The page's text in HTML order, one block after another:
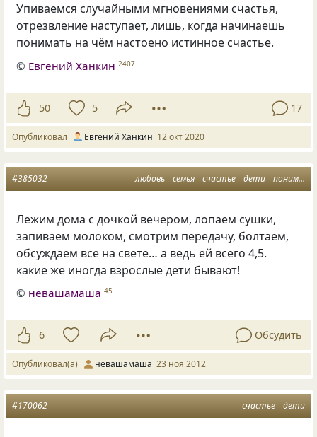
Упиваемся случайными мгновениями счастья,
отрезвление наступает, лишь, когда начинаешь
понимать на чём настоено истинное счастье.
© Евгений Ханкин 2407
50 5 17
Опубликовал Евгений Ханкин 12 окт 2020
любовь семья счастье дети понимание
#385032
Лежим дома с дочкой вечером, лопаем сушки,
запиваем молоком, смотрим передачу, болтаем,
обсуждаем все на свете… а ведь ей всего 4,5.
какие же иногда взрослые дети бывают!
© невашамаша 45
6 Обсудить
Опубликовал(а) невашамаша 23 ноя 2012
счастье дети
#170062